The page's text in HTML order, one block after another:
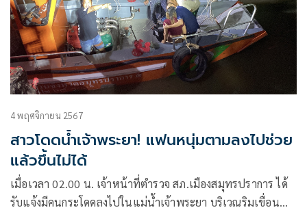
4 พฤศจิกายน 2567
สาวโดดน้ำเจ้าพระยา! แฟนหนุ่มตามลงไปช่วย
แล้วขึ้นไม่ได้
เมื่อเวลา 02.00 น. เจ้าหน้าที่ตำรวจ สภ.เมืองสมุทรปราการ ได้
รับแจ้งมีคนกระโดดลงไปในแม่น้ำเจ้าพระยา บริเวณริมเขื่อน